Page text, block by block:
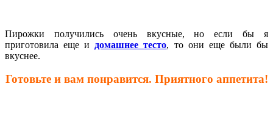
Пирожки получились очень вкусные, но если бы я
приготовила еще и домашнее тесто, то они еще были бы
вкуснее.
Готовьте и вам понравится. Приятного аппетита!